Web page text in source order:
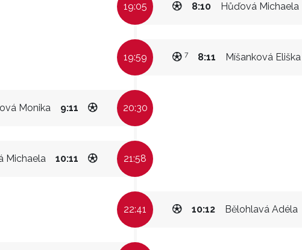
19:05 Hůďová Michaela
8:10
19:59 Míšanková Eliška
8:11
7
Monika 9:11 20:30
Michaela 10:11 21:58
22:41 Bělohlavá Adéla
10:12